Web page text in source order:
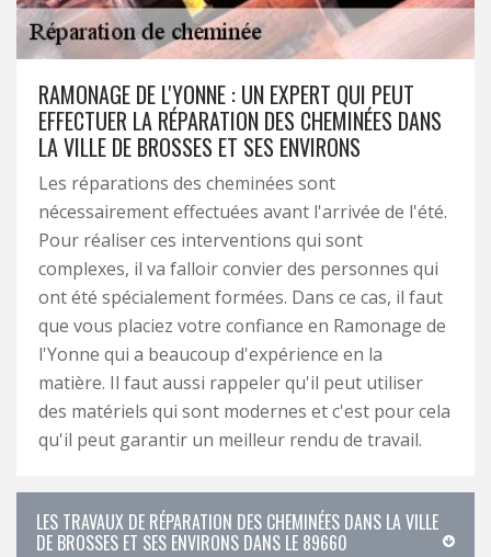
RAMONAGE DE L'YONNE : UN EXPERT QUI PEUT
EFFECTUER LA RÉPARATION DES CHEMINÉES DANS
LA VILLE DE BROSSES ET SES ENVIRONS
Les réparations des cheminées sont
nécessairement effectuées avant l'arrivée de l'été.
Pour réaliser ces interventions qui sont
complexes, il va falloir convier des personnes qui
ont été spécialement formées. Dans ce cas, il faut
que vous placiez votre confiance en Ramonage de
l'Yonne qui a beaucoup d'expérience en la
matière. Il faut aussi rappeler qu'il peut utiliser
des matériels qui sont modernes et c'est pour cela
qu'il peut garantir un meilleur rendu de travail.
LES TRAVAUX DE RÉPARATION DES CHEMINÉES DANS LA VILLE
DE BROSSES ET SES ENVIRONS DANS LE 89660